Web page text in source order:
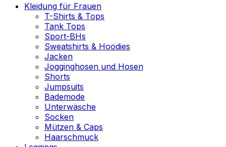
Kleidung für Frauen
T-Shirts & Tops
Tank Tops
Sport-BHs
Sweatshirts & Hoodies
Jacken
Jogginghosen und Hosen
Shorts
Jumpsuits
Bademode
Unterwäsche
Socken
Mützen & Caps
Haarschmuck